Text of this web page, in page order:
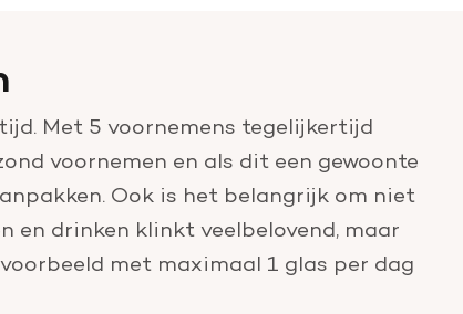
Met 5 voornemens tegelijkertijd
voornemen en als dit een gewoonte
Ook is het belangrijk om niet
en drinken klinkt veelbelovend, maar
met maximaal 1 glas per dag